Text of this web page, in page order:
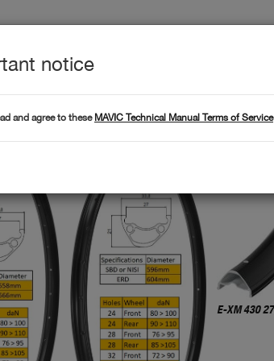
DATA
calculator
E-XM 430
notice
and agree to these MAVIC Technical Manual Terms of Service